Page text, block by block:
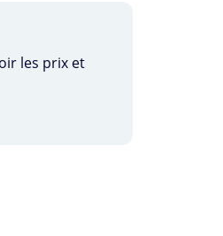
les prix et